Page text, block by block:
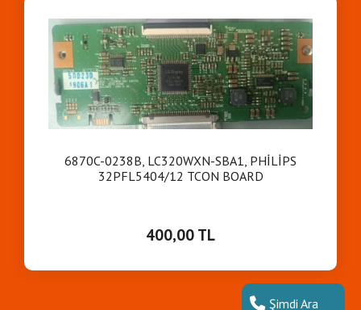
6870C-0238B, LC320WXN-SBA1, PHİLİPS
32PFL5404/12 TCON BOARD
400,00 TL
Şimdi Ara